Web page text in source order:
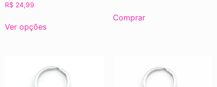
R$ 24,99
Ver opções
Comprar